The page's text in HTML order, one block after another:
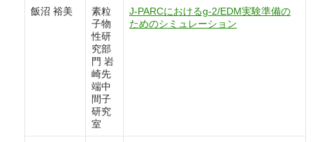
飯沼 裕美
素粒
子物
性研
究部
門 岩
崎先
端中
間子
研究
室
J-PARCにおけるg-2/EDM実験準備の
ためのシミュレーション